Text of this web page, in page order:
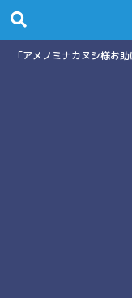
「アメノミナカヌシ様お